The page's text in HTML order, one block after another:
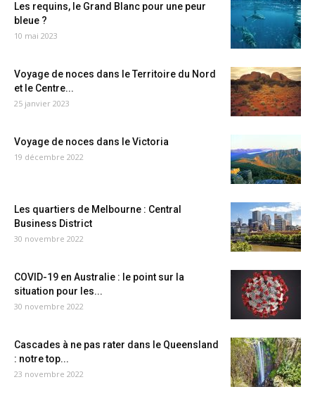
Les requins, le Grand Blanc pour une peur
bleue ?
10 mai 2023
Voyage de noces dans le Territoire du Nord
et le Centre...
25 janvier 2023
Voyage de noces dans le Victoria
19 décembre 2022
Les quartiers de Melbourne : Central
Business District
30 novembre 2022
COVID-19 en Australie : le point sur la
situation pour les...
30 novembre 2022
Cascades à ne pas rater dans le Queensland
: notre top...
23 novembre 2022